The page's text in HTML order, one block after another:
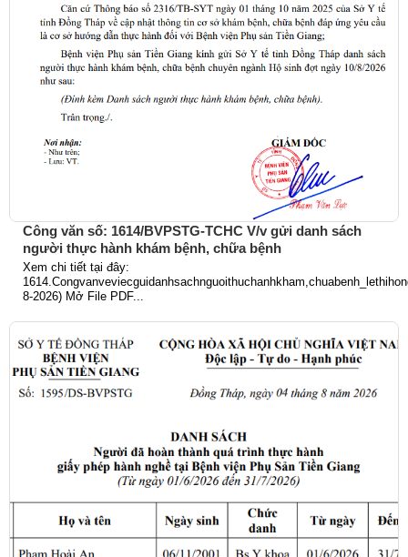
Công văn số: 1614/BVPSTG-TCHC V/v gửi danh sách
người thực hành khám bệnh, chữa bệnh
Xem chi tiết tại đây:
8-2026) Mở File PDF...